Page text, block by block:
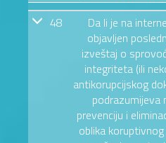
48
Da li je na
objavljen
izveštaj o
integriteta (ili
antikorupcijskog
podrazumijeva
prevenciju i
oblika